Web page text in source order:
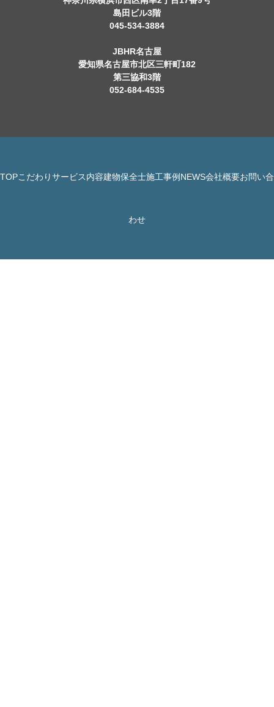
島田ビル3階
045-534-3884
JBHR名古屋
愛知県名古屋市北区三軒町182
第三協和3階
052-684-4535
TOPこだわりサービス内容建物保全士施工事例 NEWS会社概要お問い合
わせ